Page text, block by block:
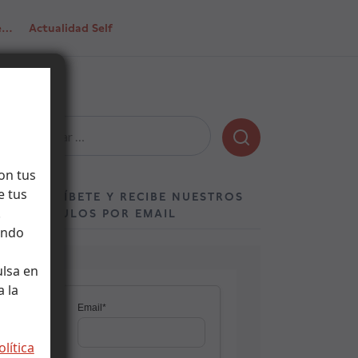
tus
tus
en
la
Actualidad Self
SUSCRÍBETE Y RECIBE NUESTROS
ARTÍCULOS POR EMAIL